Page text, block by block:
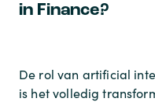
in Finance?
De rol van artificial
is het volledig